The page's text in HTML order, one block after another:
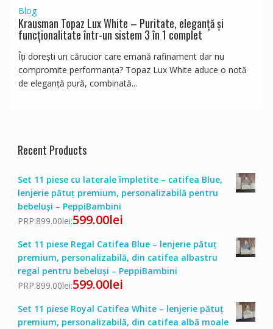
Blog
Krausman Topaz Lux White – Puritate, eleganță și
funcționalitate într-un sistem 3 în 1 complet
Îți dorești un cărucior care emană rafinament dar nu
compromite performanța? Topaz Lux White aduce o notă
de eleganță pură, combinată...
Recent Products
Set 11 piese cu laterale împletite – catifea Blue,
lenjerie pătuț premium, personalizabilă pentru
bebeluși – PeppiBambini
PRP:899.00lei:599.00lei
Set 11 piese Regal Catifea Blue – lenjerie pătuț
premium, personalizabilă, din catifea albastru
regal pentru bebeluși – PeppiBambini
PRP:899.00lei:599.00lei
Set 11 piese Royal Catifea White – lenjerie pătuț
premium, personalizabilă, din catifea albă moale